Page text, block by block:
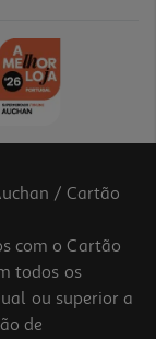
/ Cartão
com o Cartão
todos os
ou superior a
de